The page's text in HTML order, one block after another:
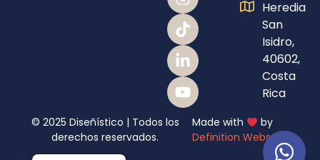
Heredia
San
Isidro,
40602,
Costa
Rica
© 2025 Diseñístico | Todos los
derechos reservados.
Made with
by
Definition Webs